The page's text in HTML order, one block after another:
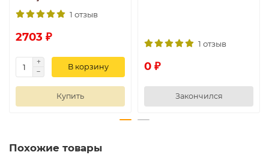
1 отзыв
2703 ₽
В корзину
Купить
1 отзыв
0 ₽
Закончился
Похожие товары